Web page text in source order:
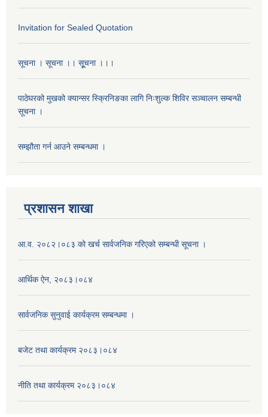
Invitation for Sealed Quotation
सूचना । सूचना ।। सूूचना ।।।
पाठेघरको मुखको क्यान्सर स्क्रिनिङका लागि निःशुल्क शिविर सञ्चालन सम्बन्धी
सूचना ।
सम्झौता गर्न आउने सम्बन्धमा ।
प्रशासन शाखा
आ.व. २०८२।०८३ को खर्च सार्वजनिक गरिएको सम्बन्धी सूचना ।
आर्थिक ऐन, २०८३।०८४
सार्वजनिक सुनुवाई कार्यक्रम सम्बन्धमा ।
बजेट तथा कार्यक्रम २०८३।०८४
नीति तथा कार्यक्रम २०८३।०८४